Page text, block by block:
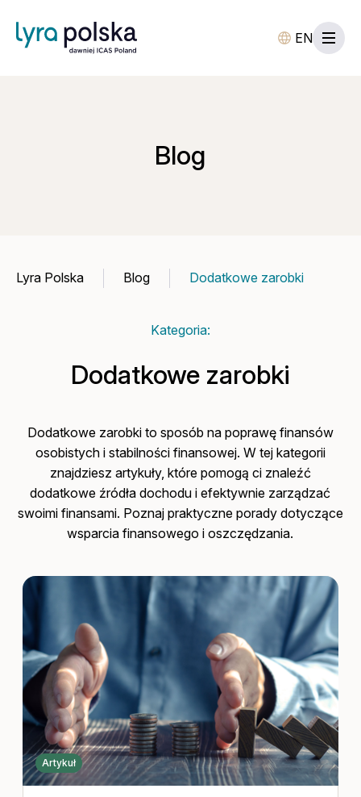
EN
Blog
Lyra Polska Blog Dodatkowe zarobki
Kategoria:
Dodatkowe zarobki
Dodatkowe zarobki to sposób na poprawę finansów
osobistych i stabilności finansowej. W tej kategorii
znajdziesz artykuły, które pomogą ci znaleźć
dodatkowe źródła dochodu i efektywnie zarządzać
swoimi finansami. Poznaj praktyczne porady dotyczące
wsparcia finansowego i oszczędzania.
Artykuł